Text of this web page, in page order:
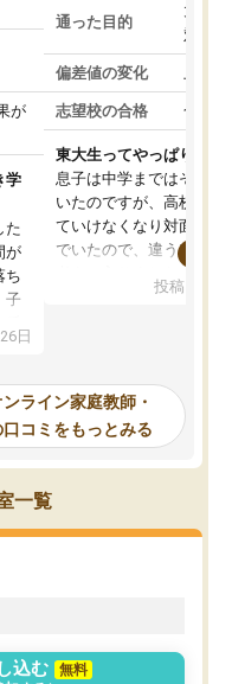
が
学
た
が
ち
子
て
日
い
る
日
通った目的
大学
対策
偏差値の変化 上が
志望校の合格 合格
東大生ってやっぱりすご
息子は中学まではそこそ
いたのですが、高校に入
ていけなくなり対面の塾
でいたので、違うアプロ
で、当初は模試でD判定
自習室が毎日使えていつ
るのが心強かったよう
謝です。
投稿日：
ライン家庭教師・
コミをもっとみる
一覧
込む
無料